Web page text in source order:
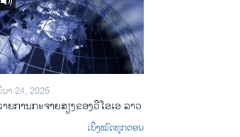
າ 24, 2025
ຍການກະຈາຍສຽງຂອງວີໂອເອ ລາວ
ເບິ່ງໝົດທຸກຕອນ